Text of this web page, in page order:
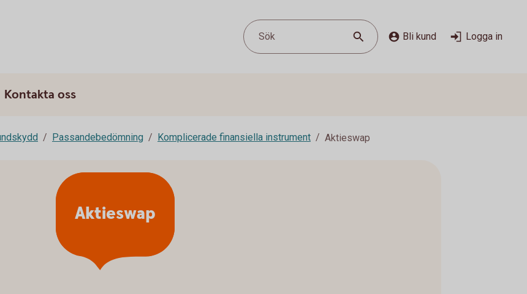
Sök Bli kund Logga in
Kontakta oss
Passandebedömning Komplicerade finansiella instrument Aktieswap
Aktieswap